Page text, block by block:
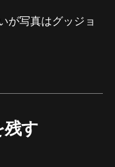
が写真はグッジョ
残す